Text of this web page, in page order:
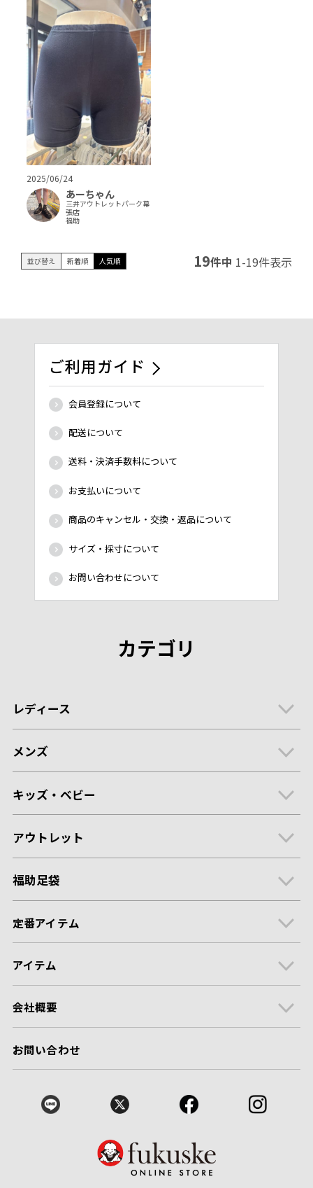
2025/06/24
あーちゃん
三井アウトレットパーク幕
張店
福助
並び替え 新着順 人気順 19件中 1-19件表示
ご利用ガイド
会員登録について
配送について
送料・決済手数料について
お支払いについて
商品のキャンセル・交換・返品について
サイズ・採寸について
お問い合わせについて
カテゴリ
レディース
メンズ
キッズ・ベビー
アウトレット
福助足袋
定番アイテム
アイテム
会社概要
お問い合わせ